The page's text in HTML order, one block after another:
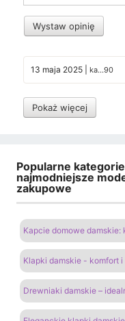
Wystaw opinię
13 maja 2025 ka...90
Pokaż więcej
Popularne
najmodniejsze
zakupowe
Kapcie domowe
Klapki damskie - komfort
Drewniaki damskie –